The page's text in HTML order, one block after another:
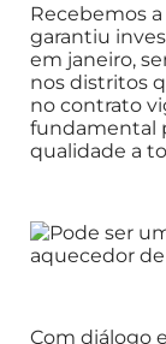
Recebemos
garantiu
em janeiro,
nos distritos
no contrato
fundamental
qualidade a
Com diálogo